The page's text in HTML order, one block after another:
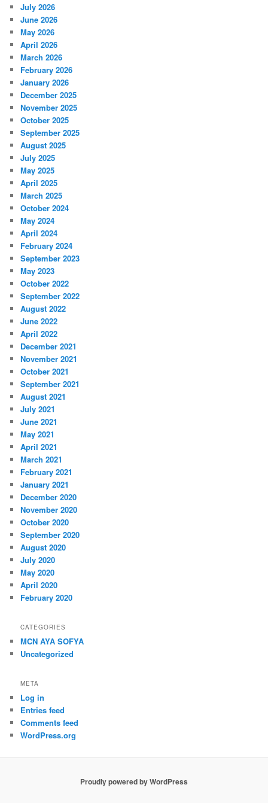
July 2026
June 2026
May 2026
April 2026
March 2026
February 2026
January 2026
December 2025
November 2025
October 2025
September 2025
August 2025
July 2025
May 2025
April 2025
March 2025
October 2024
May 2024
April 2024
February 2024
September 2023
May 2023
October 2022
September 2022
August 2022
June 2022
April 2022
December 2021
November 2021
October 2021
September 2021
August 2021
July 2021
June 2021
May 2021
April 2021
March 2021
February 2021
January 2021
December 2020
November 2020
October 2020
September 2020
August 2020
July 2020
May 2020
April 2020
February 2020
CATEGORIES
MCN AYA SOFYA
Uncategorized
META
Log in
Entries feed
Comments feed
WordPress.org
Proudly powered by WordPress